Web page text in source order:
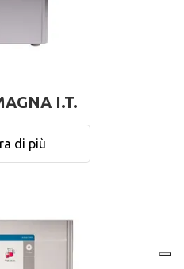
I.T.
di più